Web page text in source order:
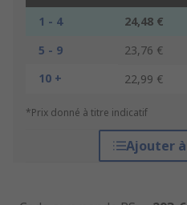
1 - 4 24,48 €
5 - 9
23,76 €
10 +
22,99 €
*Prix donné à titre indicatif
Ajouter